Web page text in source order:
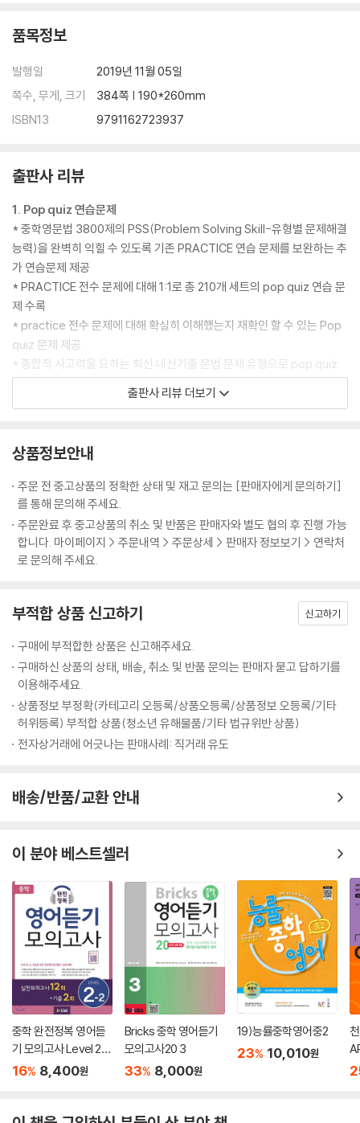
품목정보
발행일
2019년 11월 05일
쪽수, 무게, 크기
384쪽 | 190*260mm
ISBN13
9791162723937
출판사 리뷰
1. Pop quiz 연습문제
* 중학영문법 3800제의 PSS(Problem Solving Skill-유형별 문제해결
능력)을 완벽히 익힐 수 있도록 기존 PRACTICE 연습 문제를 보완하는 추
가 연습문제 제공
* PRACTICE 전수 문제에 대해 1:1로 총 210개 세트의 pop quiz 연습 문
제 수록
* practice 전수 문제에 대해 확실히 이해했는지 재확인 할 수 있는 Pop
quiz 문제 제공
* 종합적 사고력을 요하는 최신 내신기출 문법 문제 유형으로 pop quiz
연습 문제 구성
- [객관식/서술형] 학생들이 특히 어려워하는 틀린 어법 고치기 문제
- [객관식] 기출에 자주 나오는 어법상 어색한 대화 찾기 문제
- [객관식] 밑줄 친 부분의 쓰임이 나머지 넷과 다른 것 찾기 문제
2. 중간 기말고사 대비 문제
* 전국 중학교 중간·기말고사에 나온 문법 문제를 철저히 분석하여 최신
출제 경향 그대로 반영
출판사 리뷰 더보기
상품정보안내
주문 전 중고상품의 정확한 상태 및 재고 문의는 [판매자에게 문의하기]
를 통해 문의해 주세요.
주문완료 후 중고상품의 취소 및 반품은 판매자와 별도 협의 후 진행 가능
합니다. 마이페이지 > 주문내역 > 주문상세 > 판매자 정보보기 > 연락처
로 문의해 주세요.
부적합 상품 신고하기 신고하기
구매에 부적합한 상품은 신고해주세요.
구매하신 상품의 상태, 배송, 취소 및 반품 문의는 판매자 묻고 답하기를
이용해주세요.
상품정보 부정확(카테고리 오등록/상품오등록/상품정보 오등록/기타
허위등록) 부적합 상품(청소년 유해물품/기타 법규위반 상품)
전자상거래에 어긋나는 판매사례: 직거래 유도
배송/반품/교환 안내
이 분야 베스트셀러
중학 완전정복 영어듣
기 모의고사 Level 2-
2
16% 8,400원
Bricks 중학 영어듣기
모의고사20 3
33% 8,000원
19)능률중학영어중2
23% 10,010원